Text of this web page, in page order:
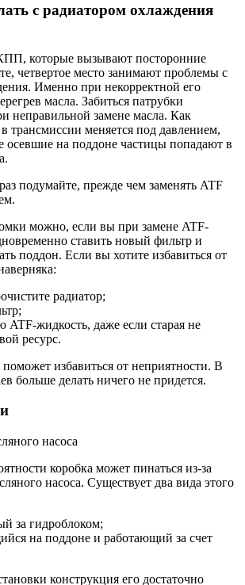
с радиатором охлаждения
которые вызывают посторонние
четвертое место занимают проблемы с
Именно при некорректной его
масла. Забиться патрубки
неправильной замене масла. Как
трансмиссии меняется под давлением,
осевшие на поддоне частицы попадают в
подумайте, прежде чем заменять ATF
можно, если вы при замене ATF-
ставить новый фильтр и
поддон. Если вы хотите избавиться от
радиатор;
ATF-жидкость, даже если старая не
ресурс.
избавиться от неприятности. В
больше делать ничего не придется.
насоса
коробка может пинаться из-за
насоса. Существует два вида этого
за гидроблоком;
на поддоне и работающий за счет
конструкция его достаточно